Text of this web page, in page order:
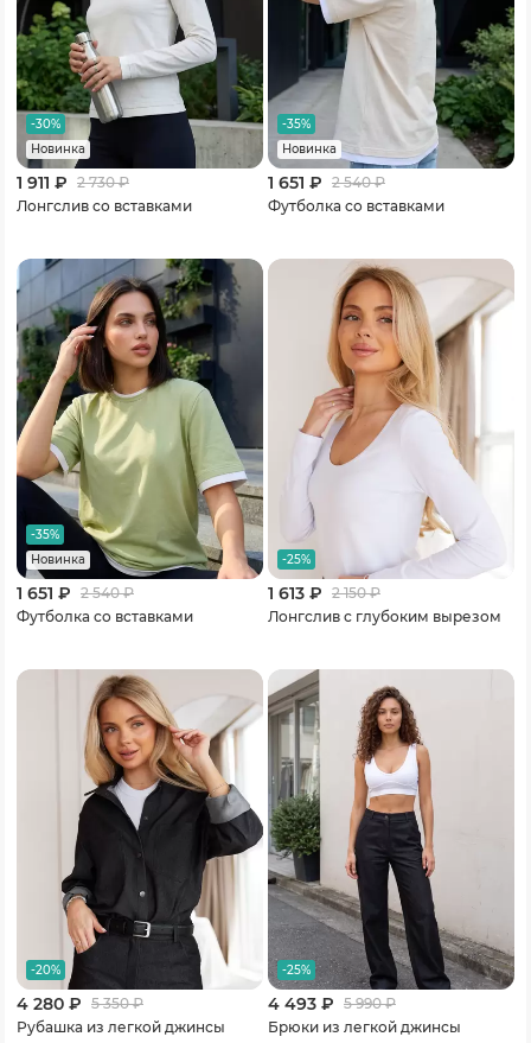
-30%
Новинка
1 911 ₽ 2 730₽
Лонгслив со вставками
-35%
Новинка
1 651 ₽ 2 540₽
Футболка со вставками
-35%
Новинка
1 651 ₽ 2 540₽
Футболка со вставками
-25%
1 613 ₽ 2 150₽
Лонгслив с глубоким вырезом
-20%
4 280 ₽ 5 350₽
Рубашка из легкой джинсы
-25%
4 493 ₽ 5 990₽
Брюки из легкой джинсы